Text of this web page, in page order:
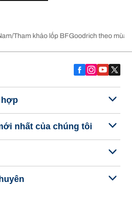
Tham khảo lốp BFGoodrich theo
hợp
nhất của chúng tôi